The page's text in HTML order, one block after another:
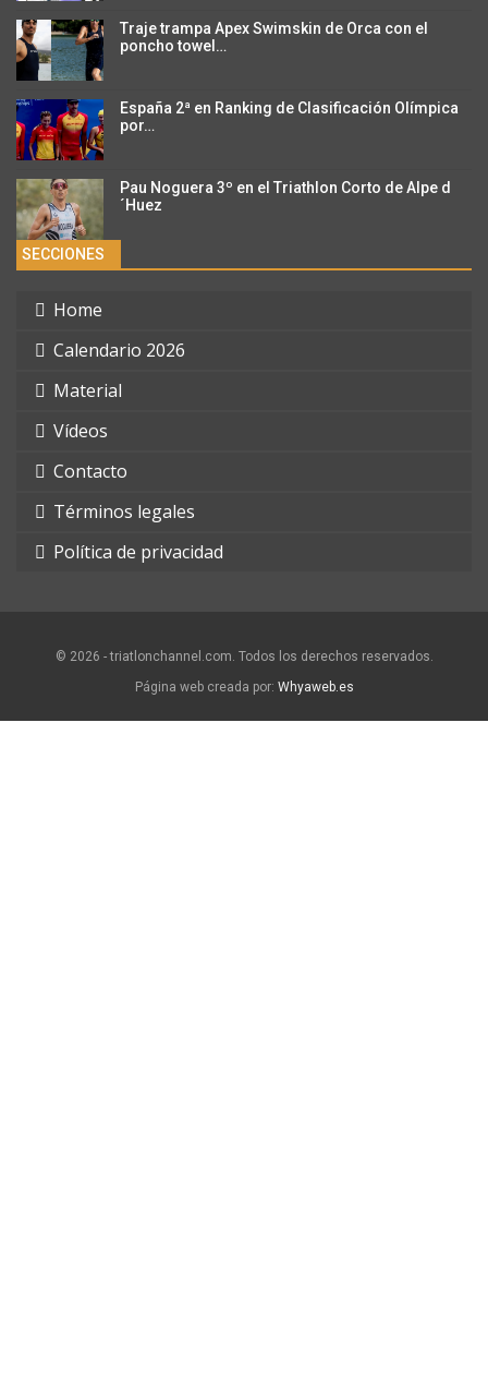
Traje trampa Apex Swimskin de Orca con el
poncho towel…
España 2ª en Ranking de Clasificación Olímpica
por…
Pau Noguera 3º en el Triathlon Corto de Alpe d
´Huez
SECCIONES
Home
Calendario 2026
Material
Vídeos
Contacto
Términos legales
Política de privacidad
© 2026 - triatlonchannel.com. Todos los derechos reservados.
Página web creada por: Whyaweb.es